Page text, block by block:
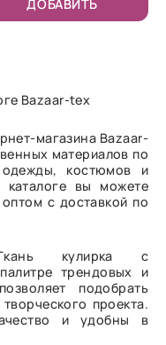
ДОБАВИТЬ
Bazaar-tex
магазина Bazaar-
материалов по
костюмов и
вы можете
с доставкой по
кулирка с
трендовых и
подобрать
проекта.
и удобны в